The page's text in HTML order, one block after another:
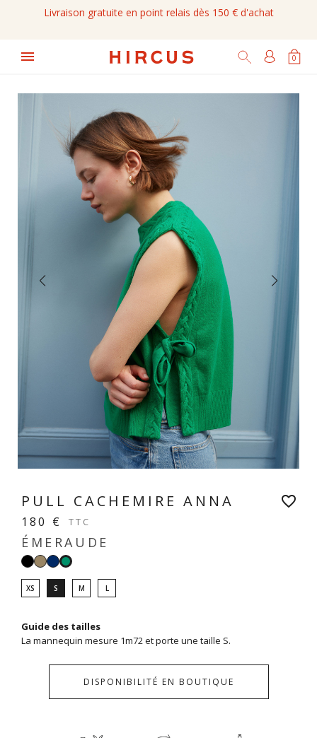
Livraison gratuite en point relais dès 150 € d'achat
0
PULL CACHEMIRE ANNA
180 € TTC
ÉMERAUDE
NoirTaupe
NavyÉmeraude
XS S M L
Guide des tailles
La mannequin mesure 1m72 et porte une taille S.
DISPONIBILITÉ EN BOUTIQUE
favorite_border